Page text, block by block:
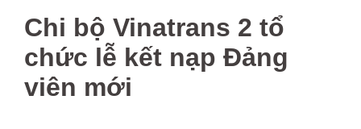
Chi bộ Vinatrans 2 tổ
chức lễ kết nạp Đảng
viên mới